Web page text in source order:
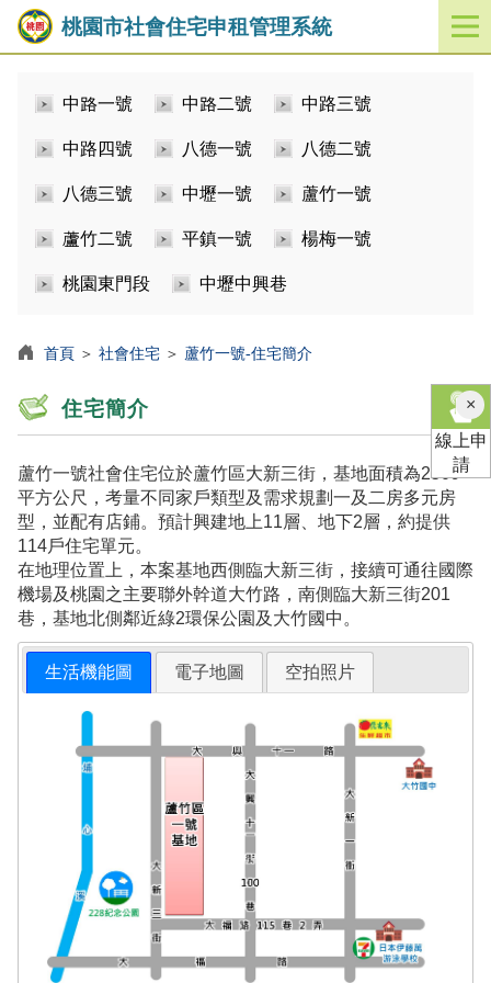
桃園市社會住宅申租管理系統
開
啟
中路一號 中路二號 中路三號
中路四號 八德一號 八德二號
八德三號 中壢一號 蘆竹一號
蘆竹二號 平鎮一號 楊梅一號
桃園東門段 中壢中興巷
首頁 ＞ 社會住宅 ＞ 蘆竹一號-住宅簡介
住宅簡介
蘆竹一號社會住宅位於蘆竹區大新三街，基地面積為2509
平方公尺，考量不同家戶類型及需求規劃一及二房多元房
型，並配有店鋪。預計興建地上11層、地下2層，約提供
114戶住宅單元。
在地理位置上，本案基地西側臨大新三街，接續可通往國際
機場及桃園之主要聯外幹道大竹路，南側臨大新三街201
巷，基地北側鄰近綠2環保公園及大竹國中。
生活機能圖 電子地圖 空拍照片
×關
閉
線上申
請